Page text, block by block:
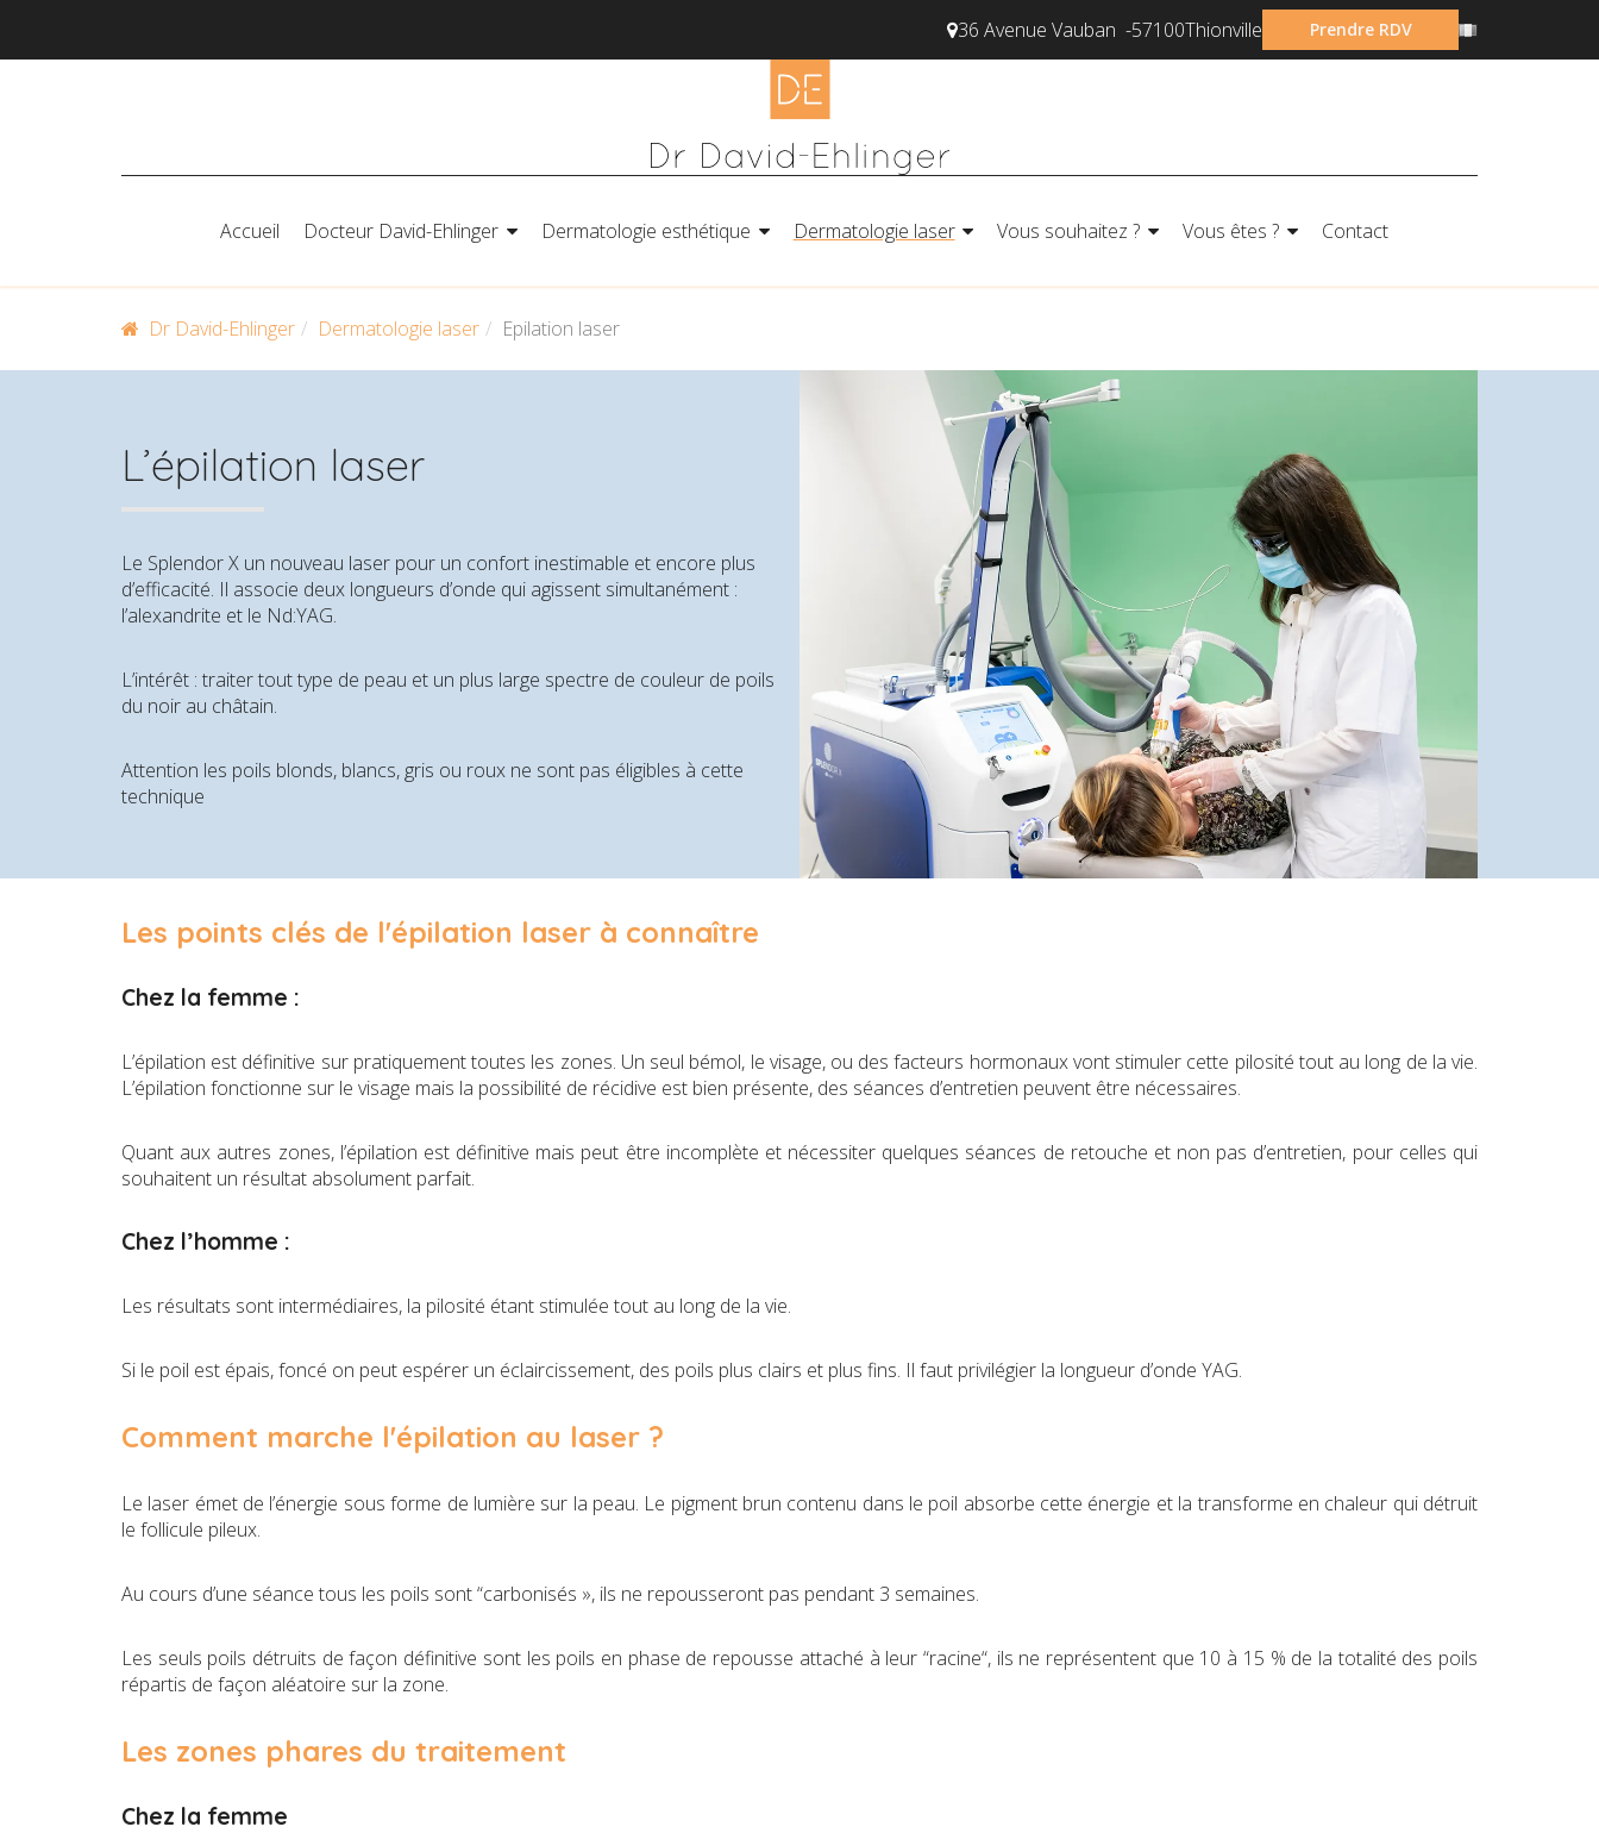
content
Accueil Docteur David-Ehlinger Dermatologie esthétique Dermatologie laser Vous souhaitez ? Vous êtes ? Contact
36 Avenue Vauban 57100Thionville Prendre RDV Langues
Dr David-Ehlinger Dermatologie laser Epilation laser
L’épilation laser
Le Splendor X un nouveau laser pour un confort inestimable et encore plus
d’efficacité. Il associe deux longueurs d’onde qui agissent simultanément :
l’alexandrite et le Nd:YAG.
L’intérêt : traiter tout type de peau et un plus large spectre de couleur de poils
du noir au châtain.
Attention les poils blonds, blancs, gris ou roux ne sont pas éligibles à cette
technique
Les points clés de l'épilation laser à connaître
Chez la femme :
L’épilation est définitive sur pratiquement toutes les zones. Un seul bémol, le visage, ou des facteurs hormonaux vont stimuler cette pilosité tout au long de la vie.
L’épilation fonctionne sur le visage mais la possibilité de récidive est bien présente, des séances d’entretien peuvent être nécessaires.
Quant aux autres zones, l’épilation est définitive mais peut être incomplète et nécessiter quelques séances de retouche et non pas d’entretien, pour celles qui
souhaitent un résultat absolument parfait.
Chez l’homme :
Les résultats sont intermédiaires, la pilosité étant stimulée tout au long de la vie.
Si le poil est épais, foncé on peut espérer un éclaircissement, des poils plus clairs et plus fins. Il faut privilégier la longueur d’onde YAG.
Comment marche l'épilation au laser ?
Le laser émet de l’énergie sous forme de lumière sur la peau. Le pigment brun contenu dans le poil absorbe cette énergie et la transforme en chaleur qui détruit
le follicule pileux.
Au cours d’une séance tous les poils sont “carbonisés », ils ne repousseront pas pendant 3 semaines.
Les seuls poils détruits de façon définitive sont les poils en phase de repousse attaché à leur “racine“, ils ne représentent que 10 à 15 % de la totalité des poils
répartis de façon aléatoire sur la zone.
Les zones phares du traitement
Chez la femme